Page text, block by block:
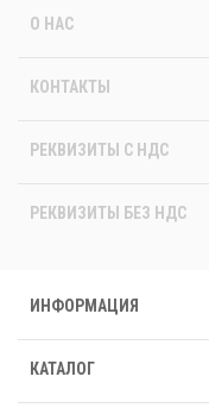
О НАС
КОНТАКТЫ
РЕКВИЗИТЫ C НДС
РЕКВИЗИТЫ БЕЗ НДС
ИНФОРМАЦИЯ
КАТАЛОГ